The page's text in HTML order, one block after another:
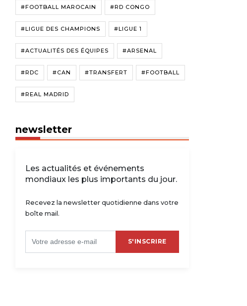
#FOOTBALL MAROCAIN #RD CONGO
#LIGUE DES CHAMPIONS #LIGUE 1
#ACTUALITÉS DES ÉQUIPES #ARSENAL
#RDC #CAN #TRANSFERT #FOOTBALL
#REAL MADRID
newsletter
Les actualités et événements
mondiaux les plus importants du jour.
Recevez la newsletter quotidienne dans votre
boîte mail.
S'INSCRIRE